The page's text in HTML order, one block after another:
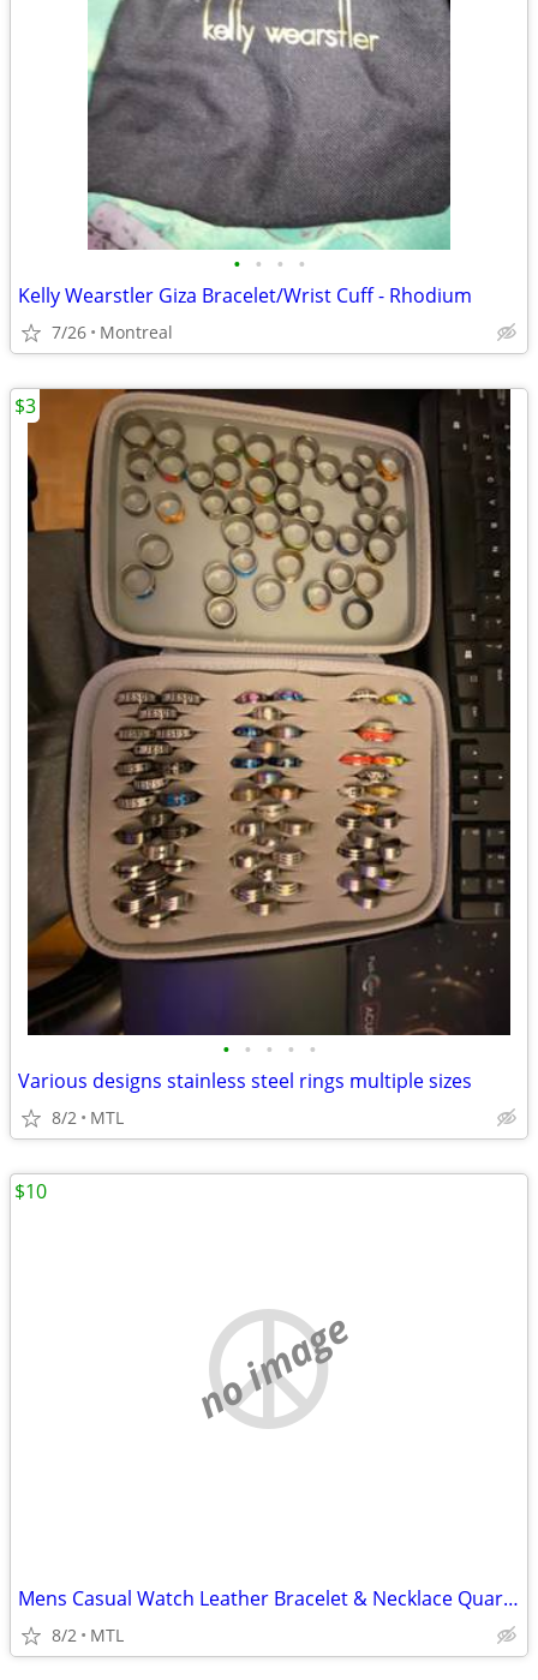
• • • •
Kelly Wearstler Giza Bracelet/Wrist Cuff - Rhodium
7/26 Montreal
• • • • •
Various designs stainless steel rings multiple sizes
8/2 MTL
$3
no image
Mens Casual Watch Leather Bracelet & Necklace Quartz Wrist Watch
8/2 MTL
$10